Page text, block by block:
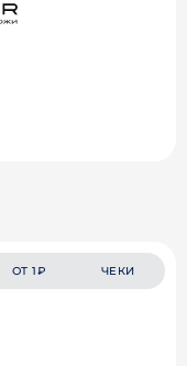
ОТ 1₽ ЧЕКИ